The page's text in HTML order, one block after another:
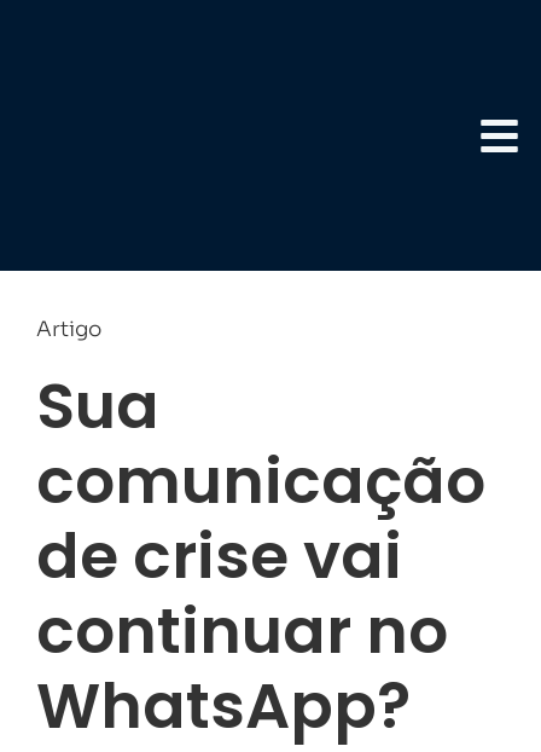
Artigo
Sua
comunicação
de crise vai
continuar no
WhatsApp?